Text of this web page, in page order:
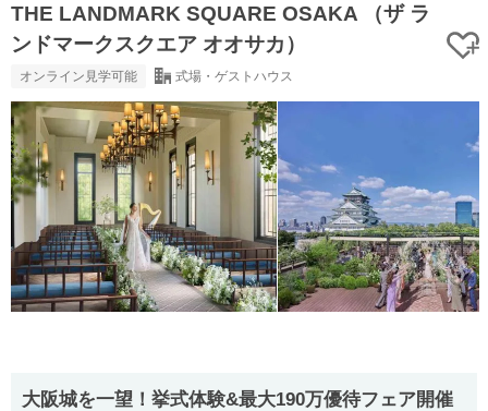
THE LANDMARK SQUARE OSAKA （ザ ラ
ンドマークスクエア オオサカ）
オンライン見学可能 式場・ゲストハウス
大阪城を一望！挙式体験&最大190万優待フェア開催